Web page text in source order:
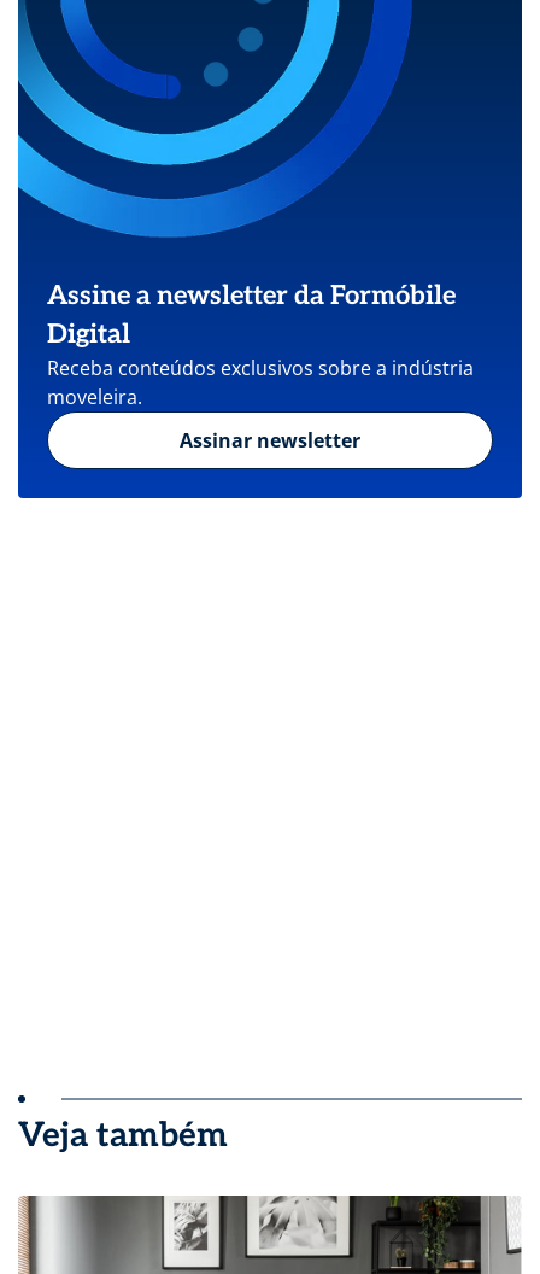
Assine a newsletter da Formóbile
Digital
Receba conteúdos exclusivos sobre a indústria
moveleira.
Assinar newsletter
Veja também